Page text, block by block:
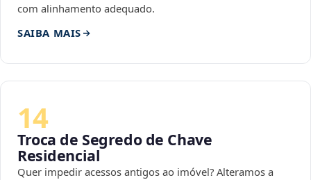
com alinhamento adequado.
SAIBA MAIS
14
Troca de Segredo de Chave
Residencial
Quer impedir acessos antigos ao imóvel? Alteramos a